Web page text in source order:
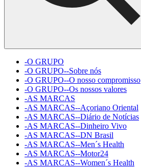
-O GRUPO
-O GRUPO--Sobre nós
-O GRUPO--O nosso compromisso
-O GRUPO--Os nossos valores
-AS MARCAS
-AS MARCAS--Açoriano Oriental
-AS MARCAS--Diário de Notícias
-AS MARCAS--Dinheiro Vivo
-AS MARCAS--DN Brasil
-AS MARCAS--Men´s Health
-AS MARCAS--Motor24
-AS MARCAS--Women´s Health